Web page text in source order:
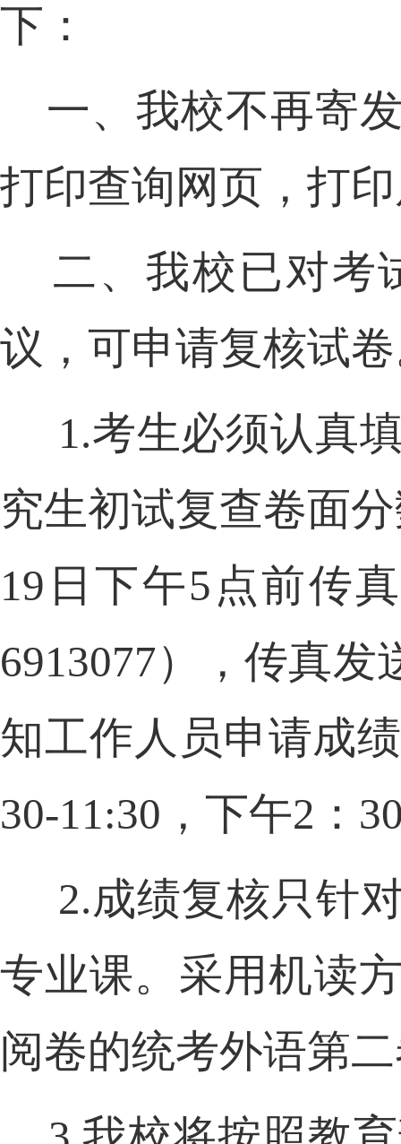
下：
一、我校不再寄
打印查询网页，打
二、我校已对考
议，可申请复核试
1.考生必须认真
究生初试复查卷面
19 日下午5 点前传
6913077），传真发
知工作人员申请成
30-11:30 ，下午2 ：
2.成绩复核只针
专业课。采用机读
阅卷的统考外语第